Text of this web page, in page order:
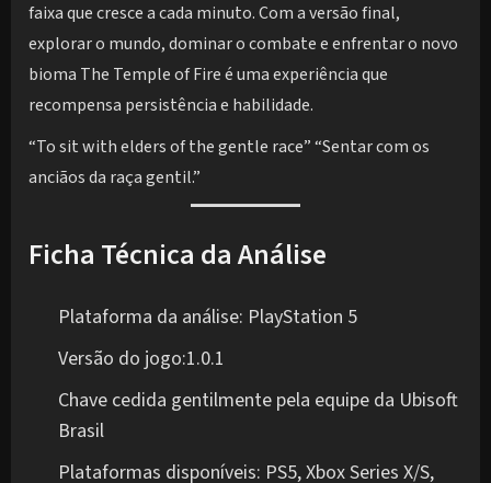
faixa que cresce a cada minuto. Com a versão final,
explorar o mundo, dominar o combate e enfrentar o novo
bioma The Temple of Fire é uma experiência que
recompensa persistência e habilidade.
“To sit with elders of the gentle race” “Sentar com os
anciãos da raça gentil.”
Ficha Técnica da Análise
Plataforma da análise: PlayStation 5
Versão do jogo:1.0.1
Chave cedida gentilmente pela equipe da Ubisoft
Brasil
Plataformas disponíveis: PS5, Xbox Series X/S,